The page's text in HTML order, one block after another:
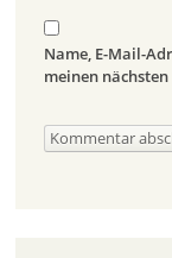
Name, E-Mail-
meinen